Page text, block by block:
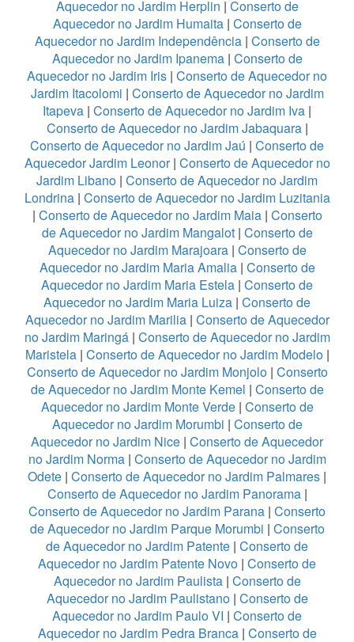
Aquecedor no Jardim Herplin | Conserto de
Aquecedor no Jardim Humaita| Conserto de
Aquecedor no Jardim Independência| Conserto de
Aquecedor no Jardim Ipanema| Conserto de
Aquecedor no Jardim Iris | Conserto de Aquecedor no
Jardim Itacolomi | Conserto de Aquecedor no Jardim
Itapeva | Conserto de Aquecedor no Jardim Iva |
Conserto de Aquecedor no Jardim Jabaquara|
Conserto de Aquecedor no Jardim Jaú | Conserto de
Aquecedor Jardim Leonor| Conserto de Aquecedor no
Jardim Libano | Conserto de Aquecedor no Jardim
Londrina| Conserto de Aquecedor no Jardim Luzitania
| Conserto de Aquecedor no Jardim Maia| Conserto
de Aquecedor no Jardim Mangalot| Conserto de
Aquecedor no Jardim Marajoara| Conserto de
Aquecedor no Jardim Maria Amalia| Conserto de
Aquecedor no Jardim Maria Estela | Conserto de
Aquecedor no Jardim Maria Luiza | Conserto de
Aquecedor no Jardim Marilia| Conserto de Aquecedor
no Jardim Maringá| Conserto de Aquecedor no Jardim
Maristela| Conserto de Aquecedor no Jardim Modelo|
Conserto de Aquecedor no Jardim Monjolo| Conserto
de Aquecedor no Jardim Monte Kemel | Conserto de
Aquecedor no Jardim Monte Verde| Conserto de
Aquecedor no Jardim Morumbi | Conserto de
Aquecedor no Jardim Nice | Conserto de Aquecedor
no Jardim Norma| Conserto de Aquecedor no Jardim
Odete | Conserto de Aquecedor no Jardim Palmares |
Conserto de Aquecedor no Jardim Panorama|
Conserto de Aquecedor no Jardim Parana | Conserto
de Aquecedor no Jardim Parque Morumbi | Conserto
de Aquecedor no Jardim Patente | Conserto de
Aquecedor no Jardim Patente Novo | Conserto de
Aquecedor no Jardim Paulista| Conserto de
Aquecedor no Jardim Paulistano| Conserto de
Aquecedor no Jardim Paulo VI | Conserto de
Aquecedor no Jardim Pedra Branca| Conserto de